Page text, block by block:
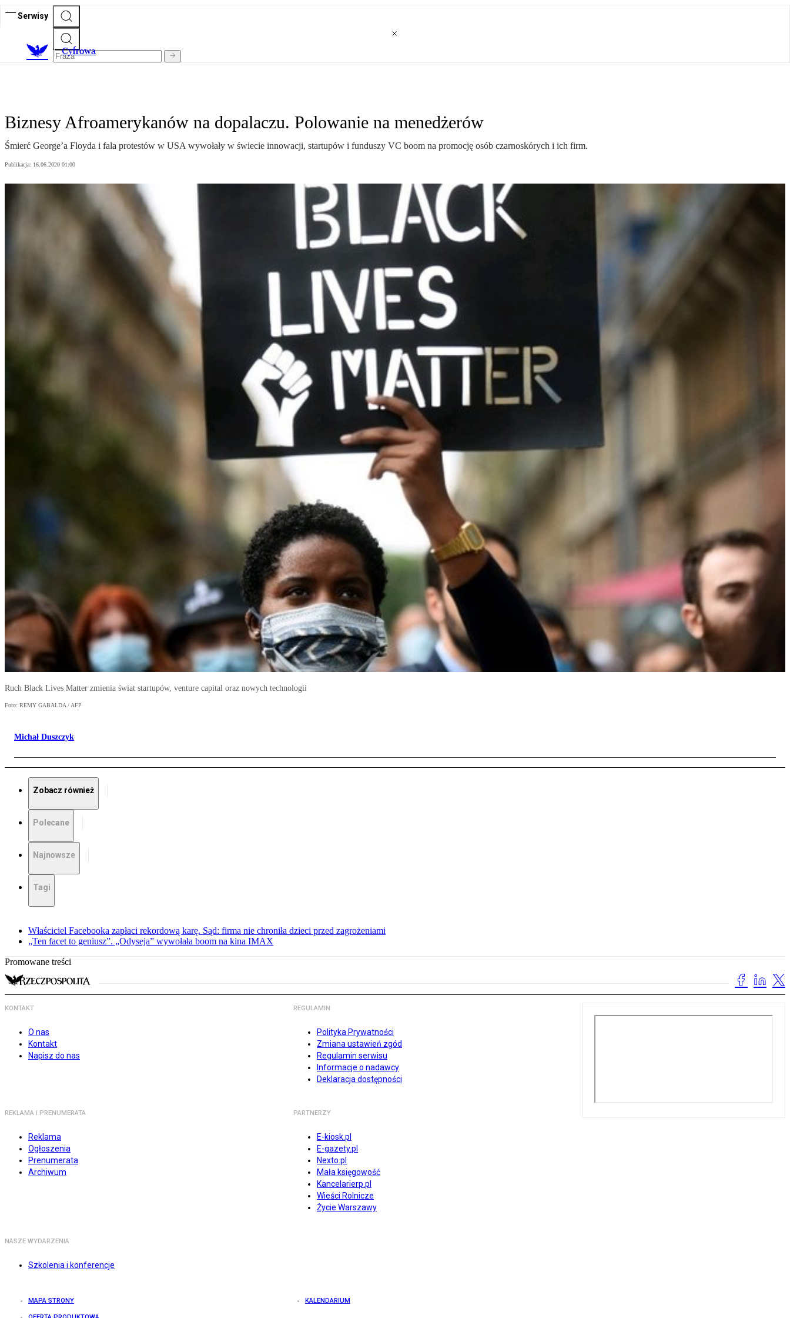
Serwisy
Cyfrowa
Biznesy Afroamerykanów na dopalaczu. Polowanie na menedżerów
Śmierć George’a Floyda i fala protestów w USA wywołały w świecie innowacji, startupów i funduszy VC boom na promocję osób czarnoskórych i ich firm.
Publikacja: 16.06.2020 01:00
Ruch Black Lives Matter zmienia świat startupów, venture capital oraz nowych technologii
Foto: REMY GABALDA / AFP
Michał Duszczyk
Zobacz również
Polecane
Najnowsze
Tagi
Właściciel Facebooka zapłaci rekordową karę. Sąd: firma nie chroniła dzieci przed zagrożeniami
„Ten facet to geniusz”. „Odyseja” wywołała boom na kina IMAX
Promowane treści
KONTAKT
O nas
Kontakt
Napisz do nas
REGULAMIN
Polityka Prywatności
Zmiana ustawień zgód
Regulamin serwisu
Informacje o nadawcy
Deklaracja dostępności
REKLAMA I PRENUMERATA
Reklama
Ogłoszenia
Prenumerata
Archiwum
PARTNERZY
E-kiosk.pl
E-gazety.pl
Nexto.pl
Mała księgowość
Kancelarierp.pl
Wieści Rolnicze
Życie Warszawy
NASZE WYDARZENIA
Szkolenia i konferencje
MAPA STRONY KALENDARIUM